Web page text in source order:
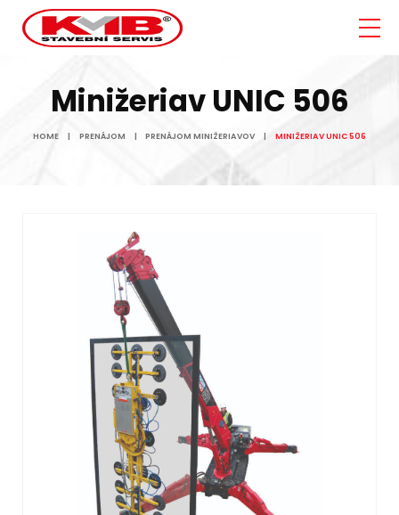
Minižeriav UNIC 506
HOME PRENÁJOM PRENÁJOM MINIŽERIAVOV MINIŽERIAV UNIC 506